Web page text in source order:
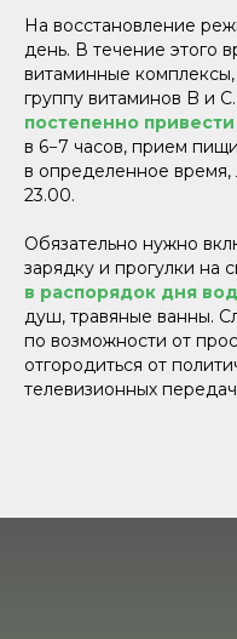
На восстановление
день. В течение этого
витаминные
группу витаминов B и C.
постепенно
в 6−7 часов, прием
в определенное время,
23.00.
Обязательно нужно
зарядку и прогулки на
в распорядок дня
душ, травяные ванны.
по возможности от
отгородиться от
телевизионных